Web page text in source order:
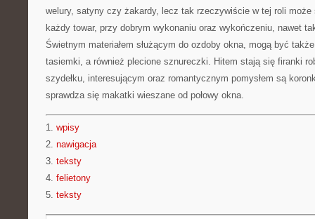
welury, satyny czy żakardy, lecz tak rzeczywiście w tej roli może
każdy towar, przy dobrym wykonaniu oraz wykończeniu, nawet
Świetnym materiałem służącym do ozdoby okna, mogą być
tasiemki, a również plecione sznureczki. Hitem stają się firanki
szydełku, interesującym oraz romantycznym pomysłem są
sprawdza się makatki wieszane od połowy okna.
1. wpisy
2. nawigacja
3. teksty
4. felietony
5. teksty